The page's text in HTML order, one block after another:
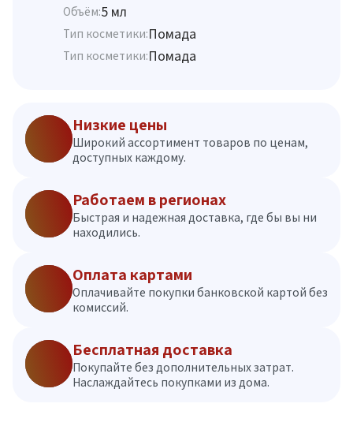
Объём:5 мл
Тип косметики:Помада
Тип косметики:Помада
Низкие цены
Широкий ассортимент товаров по ценам,
доступных каждому.
Работаем в регионах
Быстрая и надежная доставка, где бы вы ни
находились.
Оплата картами
Оплачивайте покупки банковской картой без
комиссий.
Бесплатная доставка
Покупайте без дополнительных затрат.
Наслаждайтесь покупками из дома.